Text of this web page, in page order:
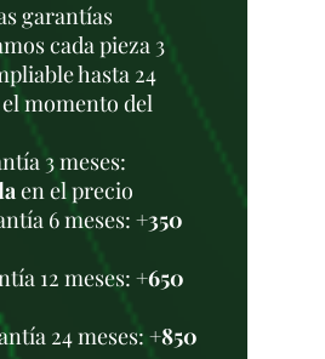
garantías
cada pieza 3
hasta 24
momento del
3 meses:
en el precio
6 meses: +350
12 meses: +650
24 meses: +850